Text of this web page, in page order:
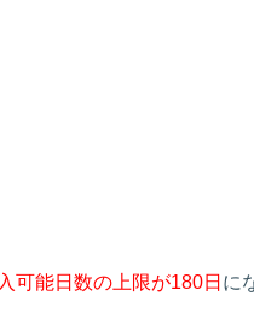
可能日数の上限が180日 に